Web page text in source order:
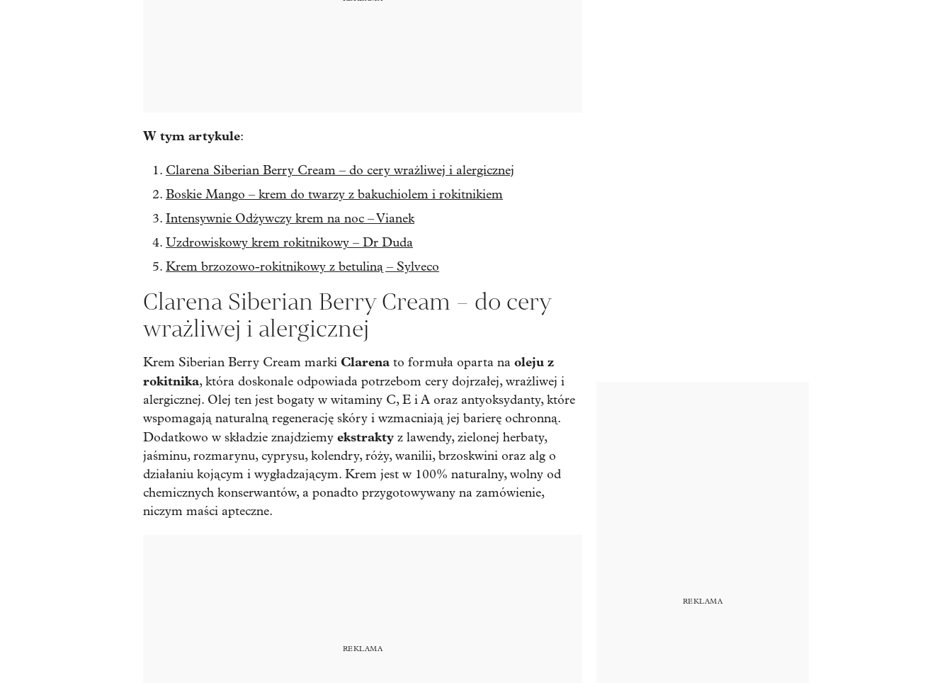
W tym artykule:
Clarena Siberian Berry Cream – do cery wrażliwej i alergicznej
Boskie Mango – krem do twarzy z bakuchiolem i rokitnikiem
Intensywnie Odżywczy krem na noc – Vianek
Uzdrowiskowy krem rokitnikowy – Dr Duda
Krem brzozowo-rokitnikowy z betuliną – Sylveco
Clarena Siberian Berry Cream – do cery
wrażliwej i alergicznej
Krem Siberian Berry Cream marki Clarena to formuła oparta na oleju z
rokitnika, która doskonale odpowiada potrzebom cery dojrzałej, wrażliwej i
alergicznej. Olej ten jest bogaty w witaminy C, E i A oraz antyoksydanty, które
wspomagają naturalną regenerację skóry i wzmacniają jej barierę ochronną.
Dodatkowo w składzie znajdziemy ekstrakty z lawendy, zielonej herbaty,
jaśminu, rozmarynu, cyprysu, kolendry, róży, wanilii, brzoskwini oraz alg o
działaniu kojącym i wygładzającym. Krem jest w 100% naturalny, wolny od
chemicznych konserwantów, a ponadto przygotowywany na zamówienie,
niczym maści apteczne.